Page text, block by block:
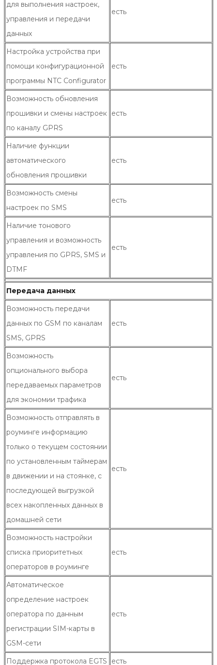
для выполнения настроек,
управления и передачи
данных
есть
Настройка устройства при
помощи конфигурационной
программы NTC Configurator
есть
Возможность обновления
прошивки и смены настроек
по каналу GPRS
есть
Наличие функции
автоматического
обновления прошивки
есть
Возможность смены
настроек по SMS
есть
Наличие тонового
управления и возможность
управления по GPRS, SMS и
DTMF
есть
Передача данных
Возможность передачи
данных по GSM по каналам
SMS, GPRS
есть
Возможность
опционального выбора
передаваемых параметров
для экономии трафика
есть
Возможность отправлять в
роуминге информацию
только о текущем состоянии
по установленным таймерам
в движении и на стоянке, с
последующей выгрузкой
всех накопленных данных в
домашней сети
есть
Возможность настройки
списка приоритетных
операторов в роуминге
есть
Автоматическое
определение настроек
оператора по данным
регистрации SIM-карты в
GSM-сети
есть
Поддержка протокола EGTS есть